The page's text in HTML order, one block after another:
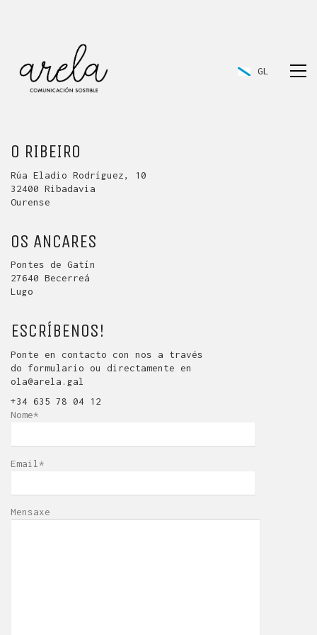
GL
GL
O RIBEIRO
Rúa Eladio Rodríguez, 10
32400 Ribadavia
Ourense
OS ANCARES
Pontes de Gatín
27640 Becerreá
Lugo
ESCRÍBENOS!
Ponte en contacto con nos a través
do formulario ou directamente en
ola@arela.gal
+34 635 78 04 12
Nome*
Email*
Mensaxe